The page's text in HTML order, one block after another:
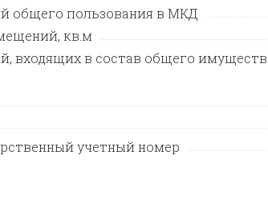
общего пользования в МКД
кв.м
входящих в состав общего
учетный номер